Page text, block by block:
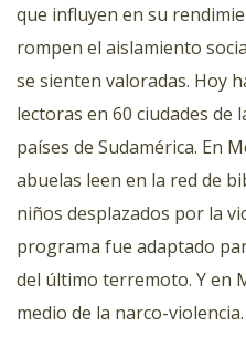
que influyen en su
rompen el aislamiento
se sienten valoradas. Hoy
lectoras en 60 ciudades de
países de Sudamérica. En
abuelas leen en la red de
niños desplazados por la
programa fue adaptado
del último terremoto. Y en
medio de la narco-violencia.